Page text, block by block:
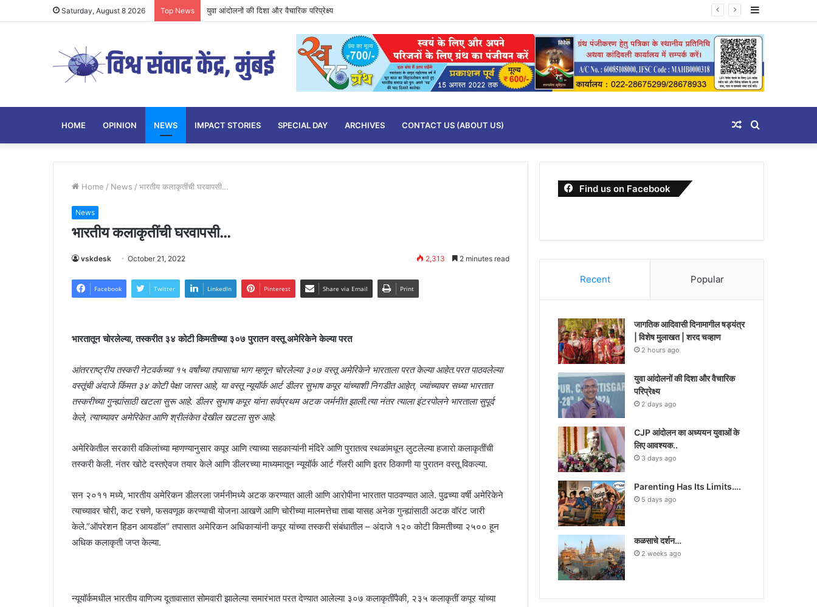
Saturday, August 8 2026 Top News युवा आंदोलनों की दिशा और वैचारिक परिप्रेक्ष्य Sidebar
HOME OPINION NEWS IMPACT STORIES SPECIAL DAY ARCHIVES CONTACT US (ABOUT US) Search
for
Random
Article
Home / News / भारतीय कलाकृतींची घरवापसी…
News
भारतीय कलाकृतींची घरवापसी…
vskdesk October 21, 2022 2,313 2 minutes read
Facebook Twitter LinkedIn Pinterest Share via Email Print
भारतातून चोरलेल्या, तस्करीत ३४ कोटी किमतीच्या ३०७ पुरातन वस्तू अमेरिकेने केल्या परत
आंतरराष्ट्रीय तस्करी नेटवर्कच्या १५ वर्षांच्या तपासाचा भाग म्हणून चोरलेल्या ३०७ वस्तू अमेरिकेने भारताला परत केल्या आहेत.परत पाठवलेल्या
वस्तूंची अंदाजे किंमत ३४ कोटी पेक्षा जास्त आहे, या वस्तू न्यूयॉर्क आर्ट डीलर सुभाष कपूर यांच्याशी निगडीत आहेत, ज्यांच्यावर सध्या भारतात
तस्करीच्या गुन्ह्यांसाठी खटला सुरू आहे. डीलर सुभाष कपूर यांना सर्वप्रथम अटक जर्मनीत झाली.त्या नंतर त्याला इंटरपोलने भारताला सुपूर्द
केले, त्याच्यावर अमेरिकेत आणि श्रीलंकेत देखील खटला सुरु आहे.
अमेरिकेतील सरकारी वकिलांच्या म्हणण्यानुसार कपूर आणि त्याच्या सहकाऱ्यांनी मंदिरे आणि पुरातत्व स्थळांमधून लुटलेल्या हजारो कलाकृतींची
तस्करी केली. नंतर खोटे दस्तऐवज तयार केले आणि डीलरच्या माध्यमातून न्यूयॉर्क आर्ट गॅलरी आणि इतर ठिकाणी या पुरातन वस्तू विकल्या.
सन २०११ मध्ये, भारतीय अमेरिकन डीलरला जर्मनीमध्ये अटक करण्यात आली आणि आरोपीना भारतात पाठवण्यात आले. पुढच्या वर्षी अमेरिकेने
त्याच्यावर चोरी, कट रचणे, फसवणूक करण्याची योजना आखणे आणि चोरीच्या मालमत्तेचा ताबा यासह अनेक गुन्ह्यांसाठी अटक वॉरंट जारी
केले.”ऑपरेशन हिडन आयडॉल” तपासात अमेरिकन अधिकाऱ्यांनी कपूर यांच्या तस्करी संबंधातील – अंदाजे १२० कोटी किमतीच्या २५०० हून
अधिक कलाकृती जप्त केल्या.
न्यूयॉर्कमधील भारतीय वाणिज्य दूतावासात सोमवारी झालेल्या समारंभात परत देण्यात आलेल्या ३०७ कलाकृतींपैकी, २३५ कलाकृतीं कपूर यांच्या
Find us on Facebook
Recent Popular
जागतिक आदिवासी दिनामागील षड्यंत्र
| विशेष मुलाखत | शरद चव्हाण
2 hours ago
युवा आंदोलनों की दिशा और वैचारिक
परिप्रेक्ष्य
2 days ago
CJP आंदोलन का अध्ययन युवाओं के
लिए आवश्यक..
3 days ago
Parenting Has Its Limits….
5 days ago
कळसाचे दर्शन…
2 weeks ago